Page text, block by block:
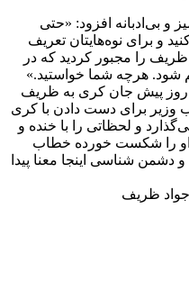
و بی‌ادبانه افزود: «حتی
و برای نوه‌هایتان تعریف
را مجبور کردید که در
شود. هرچه شما خواستید.»
روز پیش جان کری به ظریف
وزیر برای دست دادن با کری
و لحظاتی را با خنده و
او را شکست خورده خطاب
شناسی اینجا معنا پیدا
ظریف